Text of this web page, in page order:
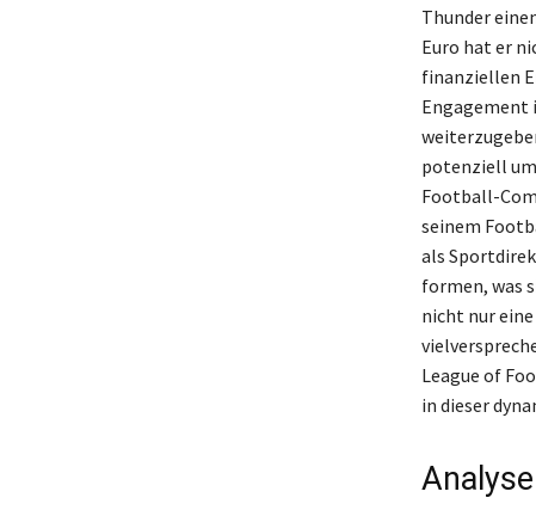
Thunder
Euro hat er
finanziellen
Engagement
potenziell
Football-
seinem
als
formen, was
nicht nur
League of
in dieser